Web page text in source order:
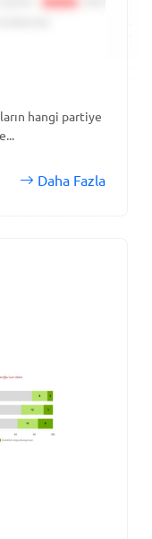
hangi partiye
Daha Fazla